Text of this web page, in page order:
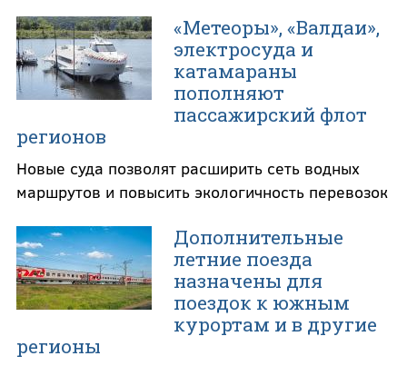
«Метеоры», «Валдаи»,
электросуда и
катамараны
пополняют
пассажирский флот
регионов
Новые суда позволят расширить сеть водных
маршрутов и повысить экологичность перевозок
Дополнительные
летние поезда
назначены для
поездок к южным
курортам и в другие
регионы